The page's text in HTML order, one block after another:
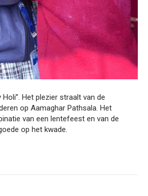
Holi”. Het plezier straalt van de
op Aamaghar Pathsala. Het
van een lentefeest en van de
op het kwade.